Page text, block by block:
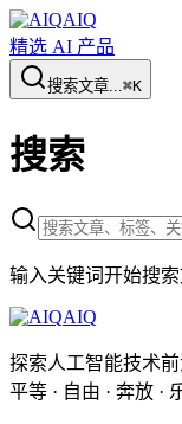
AIQ
精选 AI 产品
搜索文章...⌘K
搜索
输入关键词开始搜
AIQ
探索人工智能技术前
平等 · 自由 · 奔放 ·